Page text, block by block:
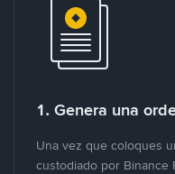
1. Genera una
Una vez que coloques
custodiado por Binance